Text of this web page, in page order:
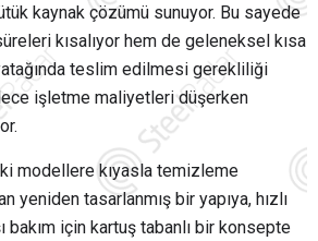
kaynak çözümü sunuyor. Bu sayede
kısalıyor hem de geleneksel kısa
teslim edilmesi gerekliliği
işletme maliyetleri düşerken
modellere kıyasla temizleme
yeniden tasarlanmış bir yapıya, hızlı
bakım için kartuş tabanlı bir konsepte